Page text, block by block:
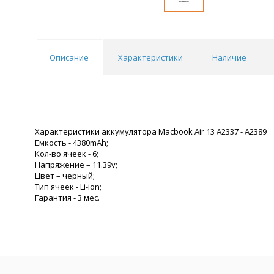
Описание Характеристики Наличие
Характеристики аккумулятора Macbook Air 13 A2337 - A2389
Емкость - 4380mAh;
Кол-во ячеек - 6;
Напряжение – 11.39v;
Цвет – черный;
Тип ячеек - Li-ion;
Гарантия - 3 мес.